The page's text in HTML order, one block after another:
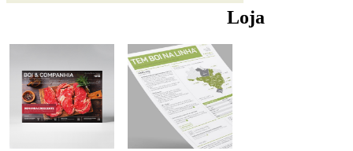
Loja